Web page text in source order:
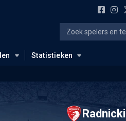
Statistieken
Radnicki